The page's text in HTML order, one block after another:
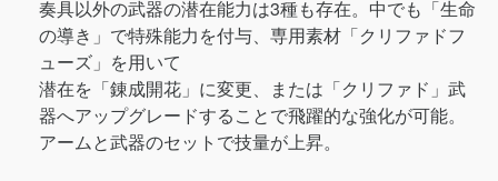
奏具以外の武器の潜在能力は3種も存在。中でも「生命
の導き」で特殊能力を付与、専用素材「クリファドフ
ューズ」を用いて
潜在を「錬成開花」に変更、または「クリファド」武
器へアップグレードすることで飛躍的な強化が可能。
アームと武器のセットで技量が上昇。